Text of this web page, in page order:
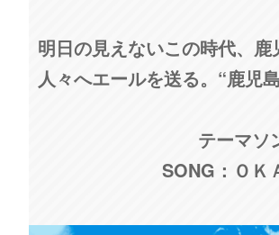
明日の見えないこの時代、
人々へエールを送る。“鹿児
テーマソ
SONG：ＯＫ